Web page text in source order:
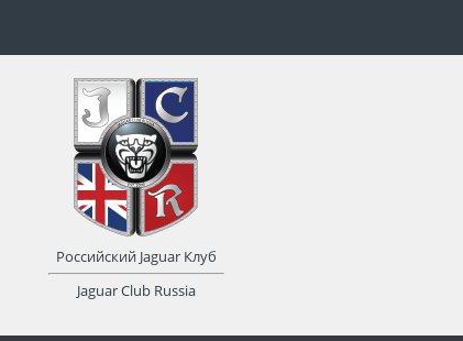
Российский Jaguar Клуб
Jaguar Club Russia